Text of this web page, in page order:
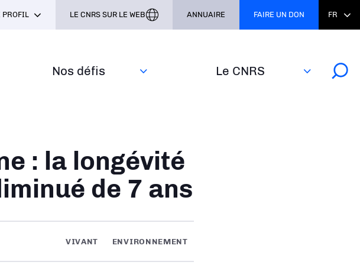
Nos défis‎ Le CNRS
PROFIL LE CNRS SUR LE WEB ANNUAIRE FAIRE UN DON FR
: la longévité
de 7 ans
VIVANT ENVIRONNEMENT